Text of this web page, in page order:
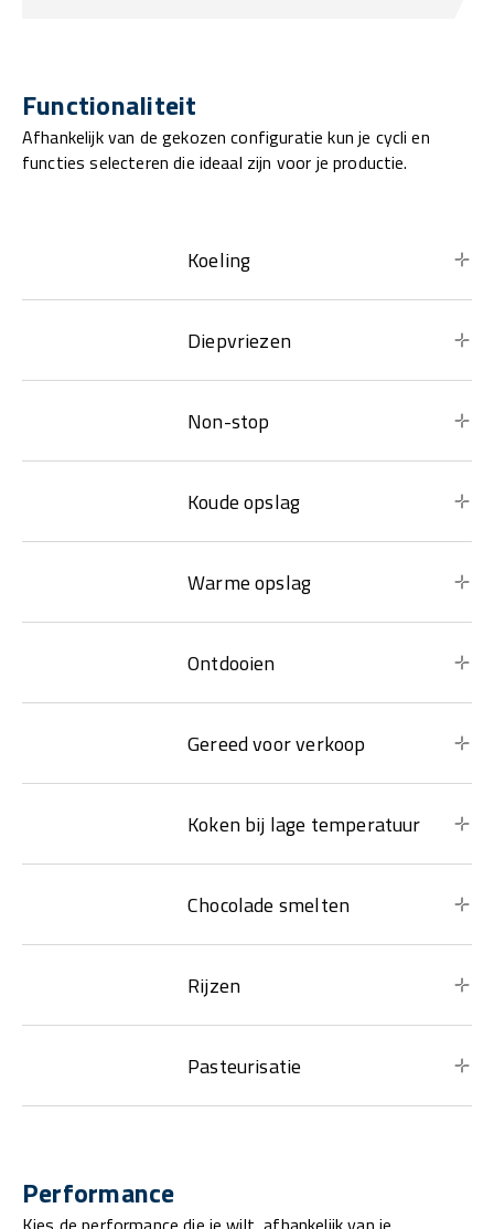
Functionaliteit
Afhankelijk van de gekozen configuratie kun je cycli en
functies selecteren die ideaal zijn voor je productie.
Koeling
Diepvriezen
Non-stop
Koude opslag
Warme opslag
Ontdooien
Gereed voor verkoop
Koken bij lage temperatuur
Chocolade smelten
Rijzen
Pasteurisatie
Performance